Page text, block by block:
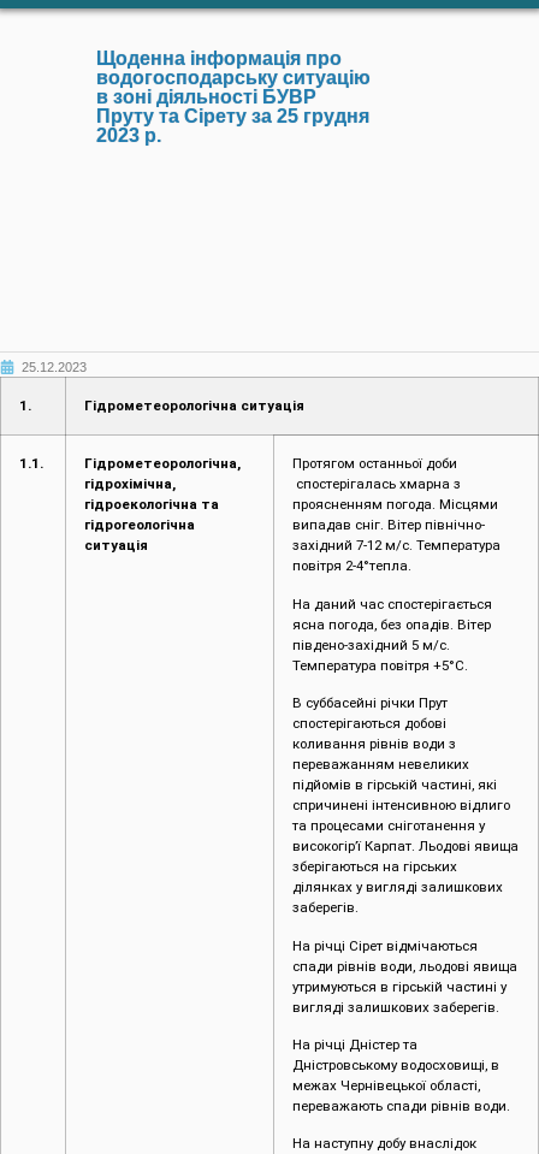
Щоденна інформація про
водогосподарську ситуацію
в зоні діяльності БУВР
Пруту та Сірету за 25 грудня
2023 р.
25.12.2023
1. Гідрометеорологічна ситуація
1.1.
Гідрометеорологічна,
гідрохімічна,
гідроекологічна та
гідрогеологічна
ситуація
Протягом останньої доби
спостерігалась хмарна з
проясненням погода. Місцями
випадав сніг. Вітер північно-
західний 7-12 м/с. Температура
повітря 2-4°тепла.
На даний час спостерігається
ясна погода, без опадів. Вітер
південо-західний 5 м/с.
Температура повітря +5°С.
В суббасейні річки Прут
спостерігаються добові
коливання рівнів води з
переважанням невеликих
підйомів в гірській частині, які
спричинені інтенсивною відлиго
та процесами сніготанення у
високогір’ї Карпат. Льодові явища
зберігаються на гірських
ділянках у вигляді залишкових
заберегів.
На річці Сірет відмічаються
спади рівнів води, льодові явища
утримуються в гірській частині у
вигляді залишкових заберегів.
На річці Дністер та
Дністровському водосховищі, в
межах Чернівецької області,
переважають спади рівнів води.
На наступну добу внаслідок